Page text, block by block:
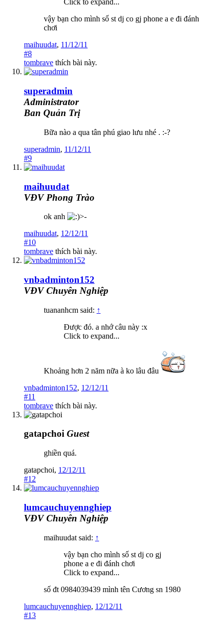
Click to expand...
vậy bạn cho mình số st dj co gj phone a e đi đánh
chơi
maihuudat, 11/12/11
#8
tombrave thích bài này.
superadmin
Administrator
Ban Quản Trị
Bữa nào a qua tân phú giao lưu nhé . :-?
superadmin, 11/12/11
#9
maihuudat
VĐV Phong Trào
ok anh
>-
maihuudat, 12/12/11
#10
tombrave thích bài này.
vnbadminton152
VĐV Chuyên Nghiệp
tuananhcm said: ↑
Được đó. a nhớ câu này :x
Click to expand...
Khoảng hơn 2 năm nữa à ko lâu đâu
vnbadminton152, 12/12/11
#11
tombrave thích bài này.
gatapchoi Guest
ghiền quá.
gatapchoi, 12/12/11
#12
lumcauchuyennghiep
VĐV Chuyên Nghiệp
maihuudat said: ↑
vậy bạn cho mình số st dj co gj
phone a e đi đánh chơi
Click to expand...
số đt 0984039439 mình tên Cương sn 1980
lumcauchuyennghiep, 12/12/11
#13